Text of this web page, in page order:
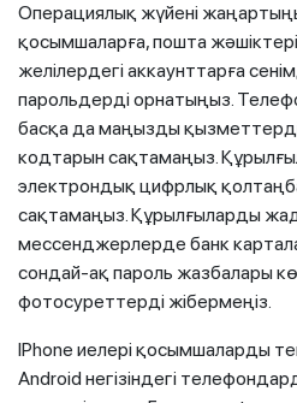
Операциялық жүйені
қосымшаларға, пошта
желілердегі аккаунттарға
парольдерді орнатыңыз.
басқа да маңызды
кодтарын сақтамаңыз.
электрондық цифрлық
сақтамаңыз. Құрылғыларды
мессенджерлерде банк
сондай-ақ пароль жазбалары
фотосуреттерді жібермеңіз.
IPhone иелері қосымшаларды
Android негізіндегі